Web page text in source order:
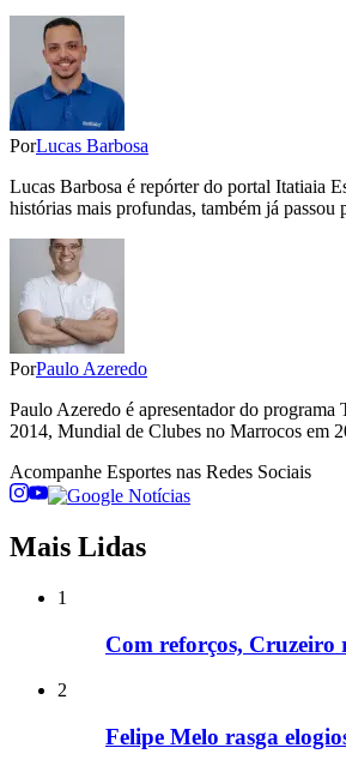
PorLucas Barbosa
Lucas Barbosa é repórter do portal Itatiaia
histórias mais profundas, também já
PorPaulo Azeredo
Paulo Azeredo é apresentador do
2014, Mundial de Clubes no Marrocos em
Acompanhe Esportes nas Redes Sociais
Mais Lidas
1
Com reforços,
2
Felipe Melo rasga